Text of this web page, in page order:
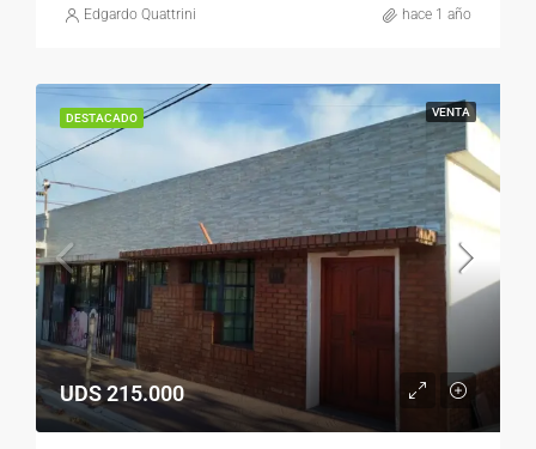
Edgardo Quattrini hace 1 año
DESTACADO VENTA
UDS 215.000